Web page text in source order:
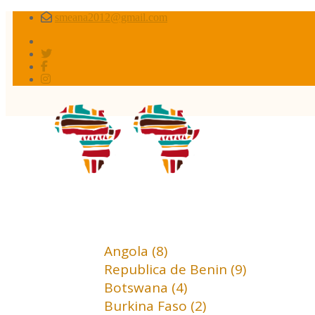
smeana2012@gmail.com
Angola (8)
Republica de Benin (9)
Botswana (4)
Burkina Faso (2)